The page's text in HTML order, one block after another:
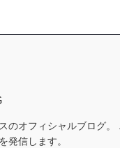
のオフィシャルブログ。
発信します。